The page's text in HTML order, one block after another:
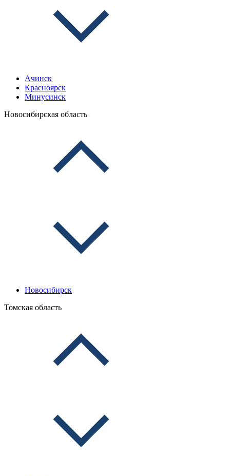
Ачинск
Красноярск
Минусинск
Новосибирская область
Новосибирск
Томская область